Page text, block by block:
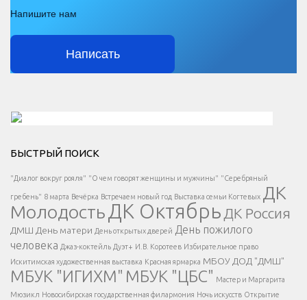
Напишите нам
Написать
Есть вопрос?
Напишите нам
</span >
Написать
</button >
</div > </div >
БЫСТРЫЙ ПОИСК
"Диалог вокруг рояля" "О чем говорят женщины и мужчины" "Серебряный
гребень" 8 марта Вечёрка Встречаем новый год Выставка семьи Когтевых ДК
МолодостьДК Октябрь ДК Россия
ДМШ День матери День открытых дверей День пожилого
человека Джаз-коктейль Дуэт+ И.В. Коротеев Избирательное право
Искитимская художественная выставка Красная ярмарка МБОУ ДОД "ДМШ"
МБУК "ИГИХМ" МБУК "ЦБС" Мастер и Маргарита
Мюзикл Новосибирская государственная филармония Ночь искусств Открытие